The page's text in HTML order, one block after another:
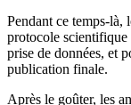
Pendant ce temps-là,
protocole scientifique
prise de données, et
publication finale.
Après le goûter, les